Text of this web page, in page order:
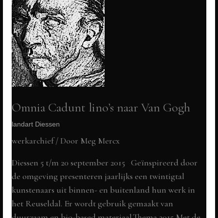
kunstwerk
over
milieu
&
plastic
soep
i.s.m.
Rob
Omnia Cadunt lino’s naar Van Gogh
landart Diessen
werkarchief/ Door Meg Mercx
Diessen 5 t/m 20 september 2015 Geïnspireerd door
de omgeving presenteren jaarlijks een twintigtal
kunstenaars uit binnen- en buitenland hun werk in
het Reuseldal. Er wordt gebruik gemaakt van